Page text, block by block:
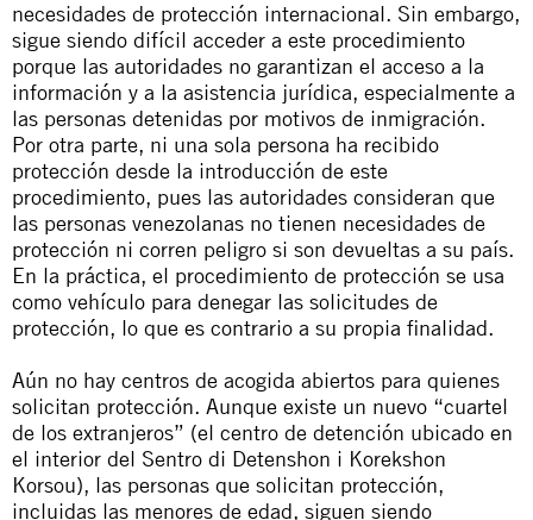
necesidades de protección internacional. Sin embargo,
sigue siendo difícil acceder a este procedimiento
porque las autoridades no garantizan el acceso a la
información y a la asistencia jurídica, especialmente a
las personas detenidas por motivos de inmigración.
Por otra parte, ni una sola persona ha recibido
protección desde la introducción de este
procedimiento, pues las autoridades consideran que
las personas venezolanas no tienen necesidades de
protección ni corren peligro si son devueltas a su país.
En la práctica, el procedimiento de protección se usa
como vehículo para denegar las solicitudes de
protección, lo que es contrario a su propia finalidad.
Aún no hay centros de acogida abiertos para quienes
solicitan protección. Aunque existe un nuevo “cuartel
de los extranjeros” (el centro de detención ubicado en
el interior del Sentro di Detenshon i Korekshon
Korsou), las personas que solicitan protección,
incluidas las menores de edad, siguen siendo